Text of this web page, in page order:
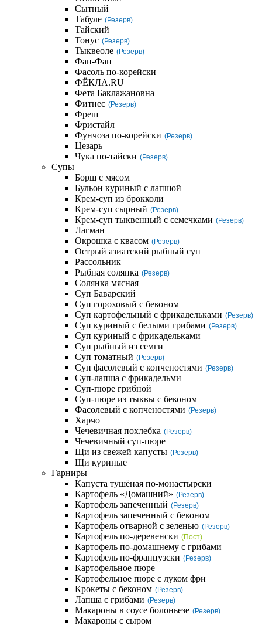
Сытный
Табуле (Резерв)
Тайский
Тонус (Резерв)
Тыквеоле (Резерв)
Фан-Фан
Фасоль по-корейски
ФЁКЛА.RU
Фета Баклажановна
Фитнес (Резерв)
Фреш
Фристайл
Фунчоза по-корейски (Резерв)
Цезарь
Чука по-тайски (Резерв)
Супы
Борщ с мясом
Бульон куриный с лапшой
Крем-суп из брокколи
Крем-суп сырный (Резерв)
Крем-суп тыквенный с семечками (Резерв)
Лагман
Окрошка с квасом (Резерв)
Острый азиатский рыбный суп
Рассольник
Рыбная солянка (Резерв)
Солянка мясная
Суп Баварский
Суп гороховый с беконом
Суп картофельный с фрикадельками (Резерв)
Суп куриный с белыми грибами (Резерв)
Суп куриный с фрикадельками
Суп рыбный из семги
Суп томатный (Резерв)
Суп фасолевый с копченостями (Резерв)
Суп-лапша с фрикадельми
Суп-пюре грибной
Суп-пюре из тыквы с беконом
Фасолевый с копченостями (Резерв)
Харчо
Чечевичная похлебка (Резерв)
Чечевичный суп-пюре
Щи из свежей капусты (Резерв)
Щи куриные
Гарниры
Капуста тушёная по-монастырски
Картофель «Домашний» (Резерв)
Картофель запеченный (Резерв)
Картофель запеченный с беконом
Картофель отварной с зеленью (Резерв)
Картофель по-деревенски (Пост)
Картофель по-домашнему с грибами
Картофель по-французски (Резерв)
Картофельное пюре
Картофельное пюре с луком фри
Крокеты с беконом (Резерв)
Лапша с грибами (Резерв)
Макароны в соусе болоньезе (Резерв)
Макароны с сыром